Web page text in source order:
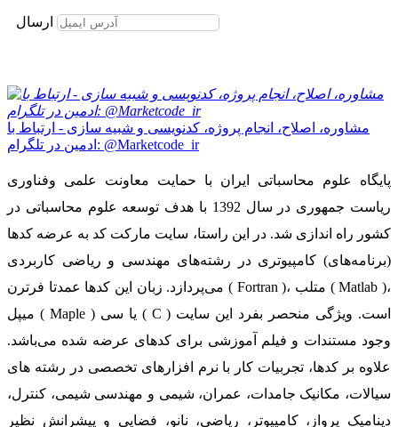
ارسال
مشاوره، اصلاح، انجام پروژه، کدنویسی و شبیه سازی - ارتباط با
ادمین در تلگرام: @Marketcode_ir
پایگاه علوم محاسباتی ایران با حمایت معاونت علمی وفناوری
ریاست جمهوری در سال 1392 با هدف توسعه علوم محاسباتی در
کشور راه اندازی شد. در این راستا، سایت مارکت کد به عرضه کدها
(برنامه‌های) کامپیوتری در رشته‌های مهندسی و ریاضی کاربردی
می‌پردازد. زبان این کدها عمدتا فرترن ( Fortran )، متلب ( Matlab )،
میپل ( Maple ) یا سی ( C ) است. ویژگی منحصر بفرد این سایت
وجود مستندات و فیلم آموزشی برای کدهای عرضه شده می‌باشد.
علاوه بر کدها، تجربیات کار با نرم افزارهای تخصصی در رشته های
سیالات، مکانیک جامدات، عمران، شیمی و مهندسی شیمی، کنترل،
دینامیک پرواز، کامپیوتر، ریاضی، نانو، فضایی و پیشرانش نظیر